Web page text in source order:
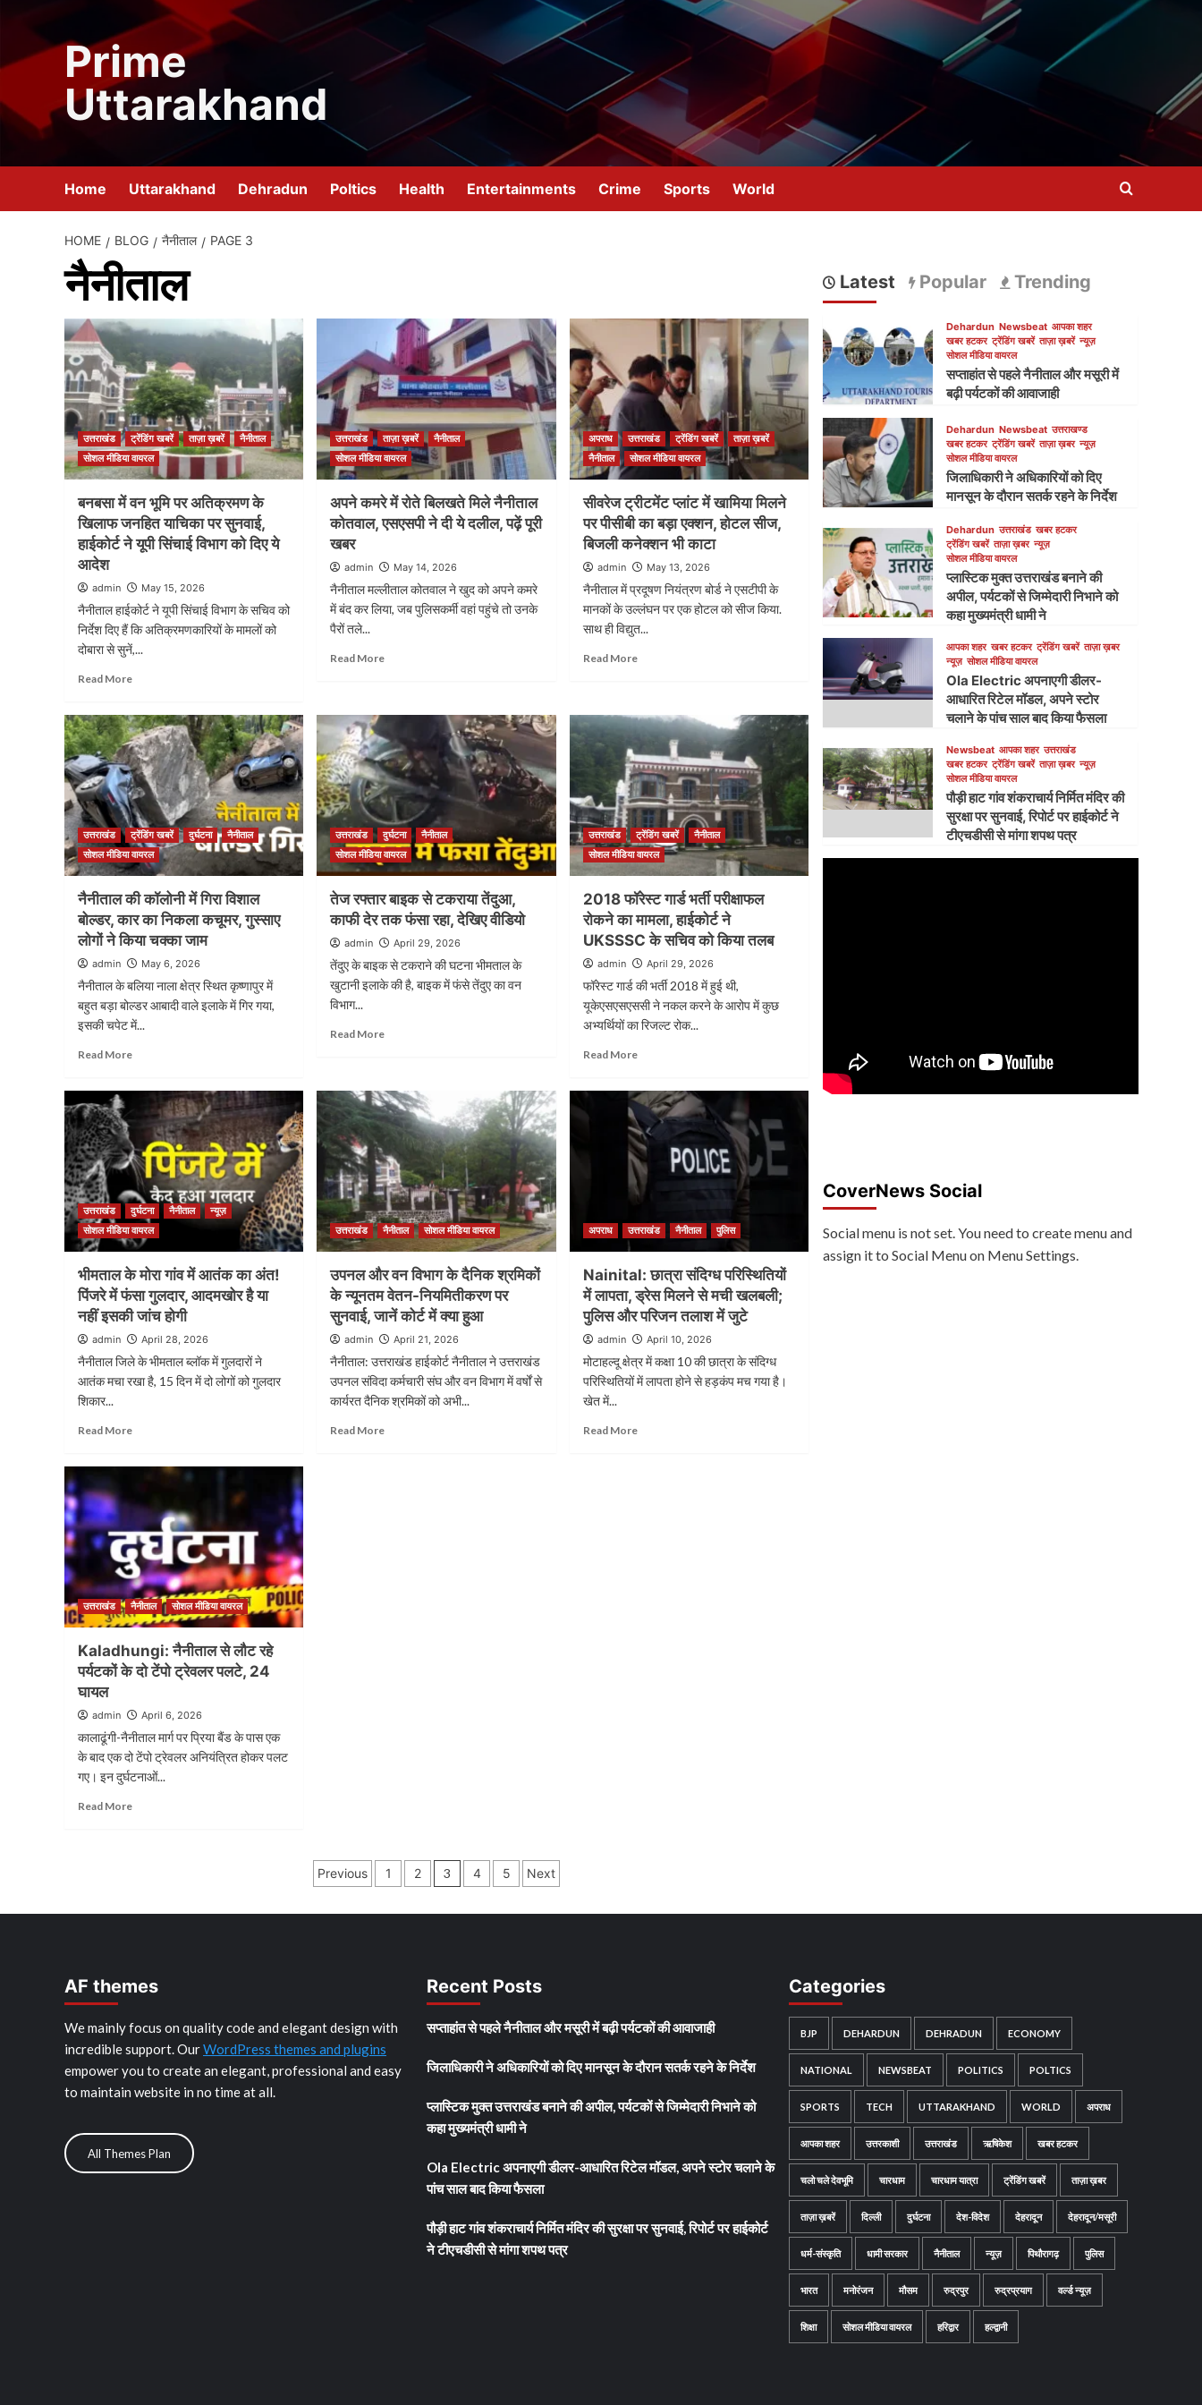
content
Prime
Uttarakhand
Home Uttarakhand Dehradun Poltics Health Entertainments Crime Sports World
HOME BLOG नैनीताल PAGE 3
नैनीताल
उत्तराखंड ट्रेंडिंग खबरें ताज़ा ख़बरें
नैनीताल
सोशल मीडिया वायरल
बनबसा में वन भूमि पर अतिक्रमण के
खिलाफ जनहित याचिका पर सुनवाई,
हाईकोर्ट ने यूपी सिंचाई विभाग को दिए ये
आदेश
admin May 15, 2026
नैनीताल हाईकोर्ट ने यूपी सिंचाई विभाग के सचिव को
निर्देश दिए हैं कि अतिक्रमणकारियों के मामलों को
दोबारा से सुनें,...
Read More
उत्तराखंड ताज़ा ख़बरें
नैनीताल
सोशल मीडिया वायरल
अपने कमरे में रोते बिलखते मिले नैनीताल
कोतवाल, एसएसपी ने दी ये दलील, पढ़ें पूरी
खबर
admin May 14, 2026
नैनीताल मल्लीताल कोतवाल ने खुद को अपने कमरे
में बंद कर लिया, जब पुलिसकर्मी वहां पहुंचे तो उनके
पैरों तले...
Read More
अपराध उत्तराखंड ट्रेंडिंग खबरें
ताज़ा ख़बरें
नैनीताल
सोशल मीडिया वायरल
सीवरेज ट्रीटमेंट प्लांट में खामिया मिलने
पर पीसीबी का बड़ा एक्शन, होटल सीज,
बिजली कनेक्शन भी काटा
admin May 13, 2026
नैनीताल में प्रदूषण नियंत्रण बोर्ड ने एसटीपी के
मानकों के उल्लंघन पर एक होटल को सीज किया.
साथ ही विद्युत...
Read More
उत्तराखंड ट्रेंडिंग खबरें दुर्घटना
नैनीताल
सोशल मीडिया वायरल
नैनीताल की कॉलोनी में गिरा विशाल
बोल्डर, कार का निकला कचूमर, गुस्साए
लोगों ने किया चक्का जाम
admin May 6, 2026
नैनीताल के बलिया नाला क्षेत्र स्थित कृष्णापुर में
बहुत बड़ा बोल्डर आबादी वाले इलाके में गिर गया,
इसकी चपेट में...
Read More
उत्तराखंड दुर्घटना
नैनीताल
सोशल मीडिया वायरल
तेज रफ्तार बाइक से टकराया तेंदुआ,
काफी देर तक फंसा रहा, देखिए वीडियो
admin April 29, 2026
तेंदुए के बाइक से टकराने की घटना भीमताल के
खुटानी इलाके की है, बाइक में फंसे तेंदुए का वन
विभाग...
Read More
उत्तराखंड ट्रेंडिंग खबरें
नैनीताल
सोशल मीडिया वायरल
2018 फॉरेस्ट गार्ड भर्ती परीक्षाफल
रोकने का मामला, हाईकोर्ट ने
UKSSSC के सचिव को किया तलब
admin April 29, 2026
फॉरेस्ट गार्ड की भर्ती 2018 में हुई थी,
यूकेएसएसएससी ने नकल करने के आरोप में कुछ
अभ्यर्थियों का रिजल्ट रोक...
Read More
उत्तराखंड दुर्घटना नैनीताल
न्यूज़
सोशल मीडिया वायरल
भीमताल के मोरा गांव में आतंक का अंत!
पिंजरे में फंसा गुलदार, आदमखोर है या
नहीं इसकी जांच होगी
admin April 28, 2026
नैनीताल जिले के भीमताल ब्लॉक में गुलदारों ने
आतंक मचा रखा है, 15 दिन में दो लोगों को गुलदार
शिकार...
Read More
उत्तराखंड नैनीताल सोशल मीडिया वायरल
उपनल और वन विभाग के दैनिक श्रमिकों
के न्यूनतम वेतन-नियमितीकरण पर
सुनवाई, जानें कोर्ट में क्या हुआ
admin April 21, 2026
नैनीताल: उत्तराखंड हाईकोर्ट नैनीताल ने उत्तराखंड
उपनल संविदा कर्मचारी संघ और वन विभाग में वर्षों से
कार्यरत दैनिक श्रमिकों को अभी...
Read More
अपराध उत्तराखंड नैनीताल पुलिस
Nainital: छात्रा संदिग्ध परिस्थितियों
में लापता, ड्रेस मिलने से मची खलबली;
पुलिस और परिजन तलाश में जुटे
admin April 10, 2026
मोटाहल्दू क्षेत्र में कक्षा 10 की छात्रा के संदिग्ध
परिस्थितियों में लापता होने से हड़कंप मच गया है।
खेत में...
Read More
उत्तराखंड नैनीताल सोशल मीडिया वायरल
Kaladhungi: नैनीताल से लौट रहे
पर्यटकों के दो टेंपो ट्रेवलर पलटे, 24
घायल
admin April 6, 2026
कालाढूंगी-नैनीताल मार्ग पर प्रिया बैंड के पास एक
के बाद एक दो टेंपो ट्रेवलर अनियंत्रित होकर पलट
गए। इन दुर्घटनाओं...
Read More
Posts
Previous 1 2 3 4 5 Next
Latest Popular Trending
Dehardun Newsbeat आपका शहर
खबर हटकर ट्रेंडिंग खबरें ताज़ा ख़बरें न्यूज़
सोशल मीडिया वायरल
सप्ताहांत से पहले नैनीताल और मसूरी में
बढ़ी पर्यटकों की आवाजाही
Dehardun Newsbeat उत्तराखण्ड
खबर हटकर ट्रेंडिंग खबरें ताज़ा ख़बर न्यूज़
सोशल मीडिया वायरल
जिलाधिकारी ने अधिकारियों को दिए
मानसून के दौरान सतर्क रहने के निर्देश
Dehardun उत्तराखंड खबर हटकर
ट्रेंडिंग खबरें ताज़ा ख़बर न्यूज़
सोशल मीडिया वायरल
प्लास्टिक मुक्त उत्तराखंड बनाने की
अपील, पर्यटकों से जिम्मेदारी निभाने को
कहा मुख्यमंत्री धामी ने
आपका शहर खबर हटकर ट्रेंडिंग खबरें ताज़ा ख़बर
न्यूज़ सोशल मीडिया वायरल
Ola Electric अपनाएगी डीलर-
आधारित रिटेल मॉडल, अपने स्टोर
चलाने के पांच साल बाद किया फैसला
Newsbeat आपका शहर उत्तराखंड
खबर हटकर ट्रेंडिंग खबरें ताज़ा ख़बर न्यूज़
सोशल मीडिया वायरल
पौड़ी हाट गांव शंकराचार्य निर्मित मंदिर की
सुरक्षा पर सुनवाई, रिपोर्ट पर हाईकोर्ट ने
टीएचडीसी से मांगा शपथ पत्र
CoverNews Social
Social menu is not set. You need to create menu and
assign it to Social Menu on Menu Settings.
AF themes
We mainly focus on quality code and elegant design with
incredible support. OurWordPress themes and plugins
empower you to create an elegant, professional and easy
to maintain website in no time at all.
All Themes Plan
Recent Posts
सप्ताहांत से पहले नैनीताल और मसूरी में बढ़ी पर्यटकों की आवाजाही
जिलाधिकारी ने अधिकारियों को दिए मानसून के दौरान सतर्क रहने के निर्देश
प्लास्टिक मुक्त उत्तराखंड बनाने की अपील, पर्यटकों से जिम्मेदारी निभाने को
कहा मुख्यमंत्री धामी ने
Ola Electric अपनाएगी डीलर-आधारित रिटेल मॉडल, अपने स्टोर चलाने के
पांच साल बाद किया फैसला
पौड़ी हाट गांव शंकराचार्य निर्मित मंदिर की सुरक्षा पर सुनवाई, रिपोर्ट पर हाईकोर्ट
ने टीएचडीसी से मांगा शपथ पत्र
Categories
BJP DEHARDUN DEHRADUN ECONOMY
NATIONAL NEWSBEAT POLITICS POLTICS
SPORTS TECH UTTARAKHAND WORLD अपराध
आपका शहर उत्तरकाशी उत्तराखंड ऋषिकेश खबर हटकर
चलो चले देवभूमि चारधाम चारधाम यात्रा ट्रेंडिंग खबरें ताज़ा ख़बर
ताज़ा ख़बरें दिल्ली दुर्घटना देश-विदेश देहरादून देहरादून/मसूरी
धर्म-संस्कृति धामी सरकार नैनीताल न्यूज़ पिथौरागढ़ पुलिस
भारत मनोरंजन मौसम रुद्रपुर रुद्रप्रयाग वर्ल्ड न्यूज़
शिक्षा सोशल मीडिया वायरल हरिद्वार हल्द्वानी